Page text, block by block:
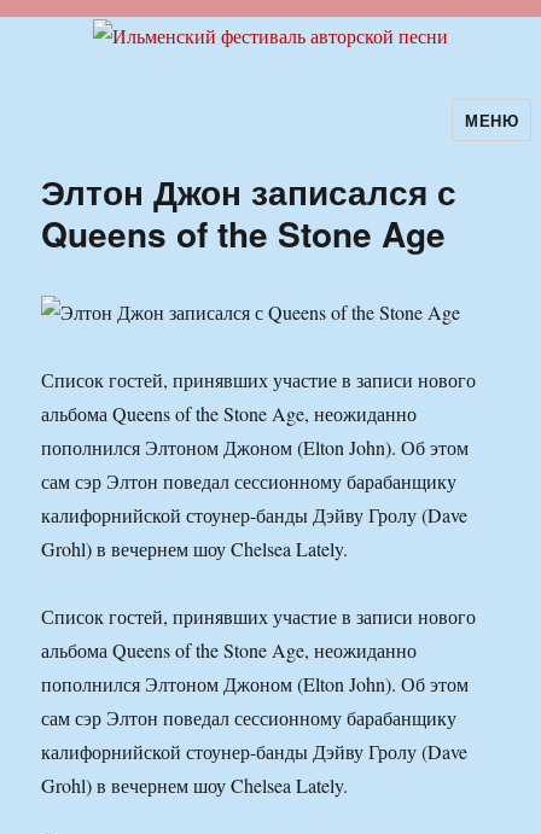
Ильменский фестиваль авторскойМЕНЮ
Элтон Джон записался с
Queens of the Stone Age
Список гостей, принявших участие в записи нового
альбома Queens of the Stone Age, неожиданно
пополнился Элтоном Джоном (Elton John). Об этом
сам сэр Элтон поведал сессионному барабанщику
калифорнийской стоунер-банды Дэйву Гролу (Dave
Grohl) в вечернем шоу Chelsea Lately.
Список гостей, принявших участие в записи нового
альбома Queens of the Stone Age, неожиданно
пополнился Элтоном Джоном (Elton John). Об этом
сам сэр Элтон поведал сессионному барабанщику
калифорнийской стоунер-банды Дэйву Гролу (Dave
Grohl) в вечернем шоу Chelsea Lately.